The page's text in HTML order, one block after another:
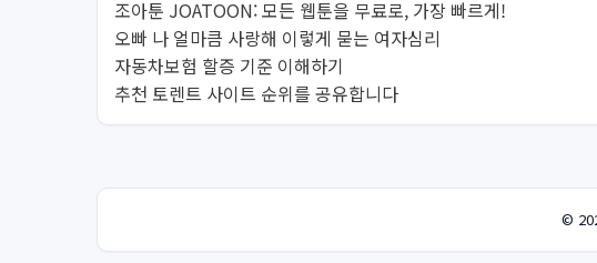
조아툰 JOATOON: 모든 웹툰을 무료로, 가장 빠르게!
오빠 나 얼마큼 사랑해 이렇게 묻는 여자심리
자동차보험 할증 기준 이해하기
추천 토렌트 사이트 순위를 공유합니다
©